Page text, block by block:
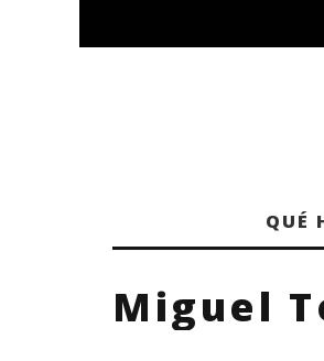
QUÉ
Miguel